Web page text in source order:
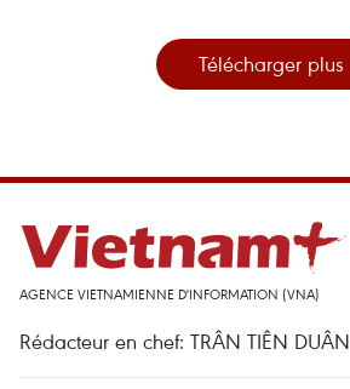
Télécharger plus
AGENCE VIETNAMIENNE D'INFORMATION (VNA)
Rédacteur en chef: TRÂN TIÊN DUÂN